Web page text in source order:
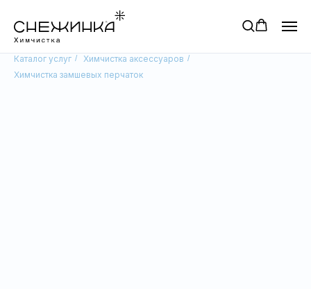
Каталог услуг / Химчистка аксессуаров /
Химчистка замшевых перчаток